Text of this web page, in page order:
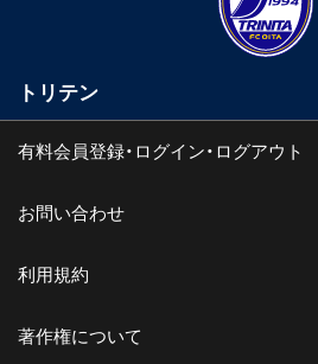
トリテン
有料会員登録・ログイン・ログアウト
お問い合わせ
利用規約
著作権について